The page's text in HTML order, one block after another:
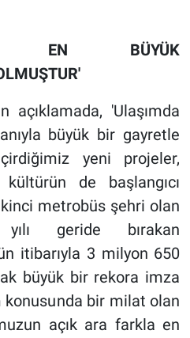
EN BÜYÜK
açıklamada, 'Ulaşımda
büyük bir gayretle
yeni projeler,
de başlangıcı
metrobüs şehri olan
geride bırakan
itibarıyla 3 milyon 650
büyük bir rekora imza
konusunda bir milat olan
açık ara farkla en